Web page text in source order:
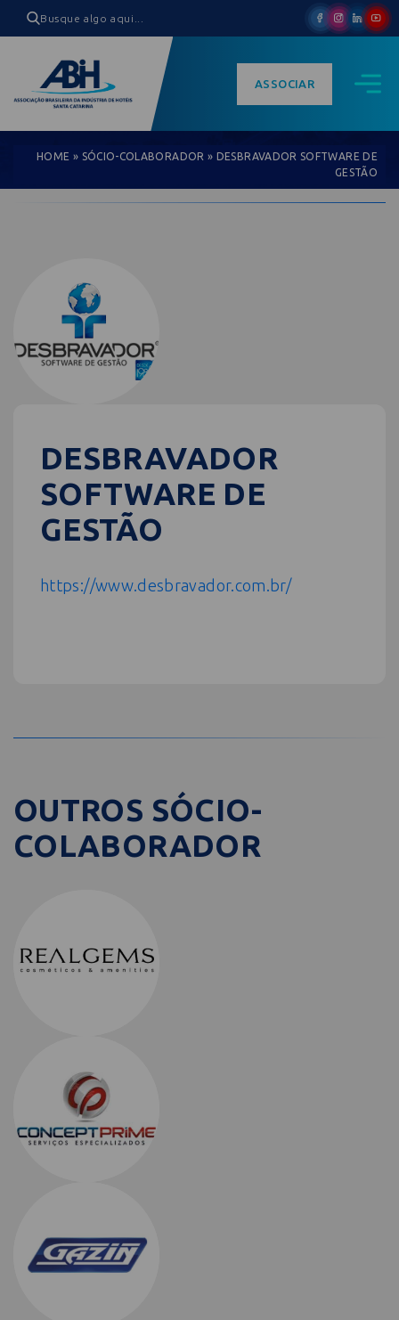
ASSOCIAR
HOME » SÓCIO-COLABORADOR » DESBRAVADOR SOFTWARE DE
GESTÃO
DESBRAVADOR
SOFTWARE DE
GESTÃO
https://www.desbravador.com.br/
OUTROS SÓCIO-
COLABORADOR